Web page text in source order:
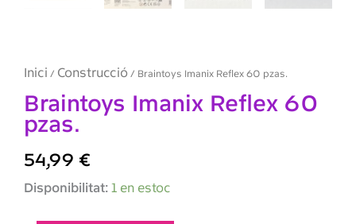
Inici / Construcció / Braintoys Imanix Reflex 60 pzas.
Braintoys Imanix Reflex 60
pzas.
54,99 €
Disponibilitat: 1 en estoc
quantitat